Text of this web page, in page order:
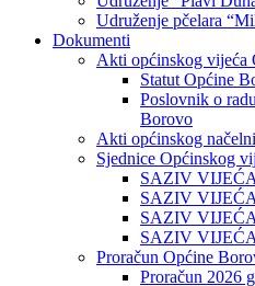
Udruženje pčelara
Dokumenti
Akti općinskog vijeća
Statut Općine
Poslovnik o
Borovo
Akti općinskog
Sjednice Općinskog
SAZIV
SAZIV
SAZIV
SAZIV
Proračun Općine
Proračun 2026